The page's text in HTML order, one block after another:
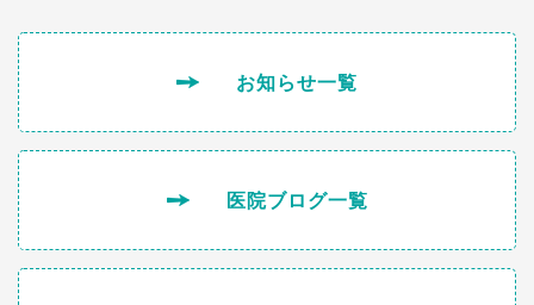
お知らせ一覧
医院ブログ一覧